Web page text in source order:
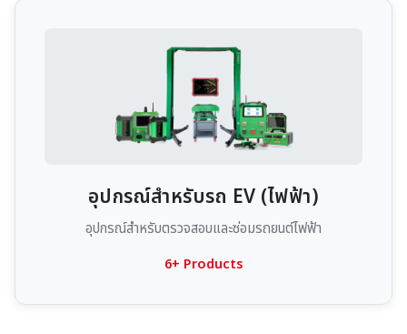
อุปกรณ์สำหรับรถ EV (ไฟฟ้า)
อุปกรณ์สำหรับตรวจสอบและซ่อมรถยนต์ไฟฟ้า
6+ Products